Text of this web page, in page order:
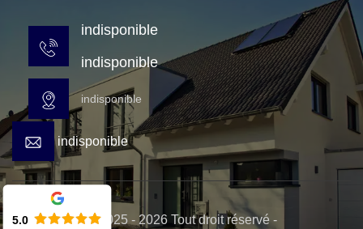
indisponible
indisponible
indisponible
indisponible
© 2025 - 2026 Tout droit réservé -
5.0